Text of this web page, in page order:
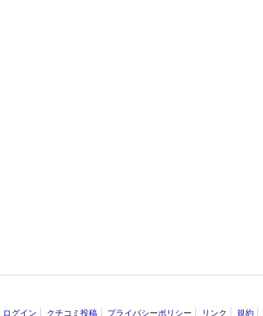
ログイン クチコミ投稿 プライバシーポリシー リンク 規約